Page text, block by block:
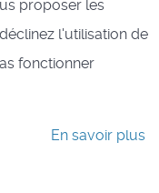
proposer les
l'utilisation de
fonctionner
En savoir plus